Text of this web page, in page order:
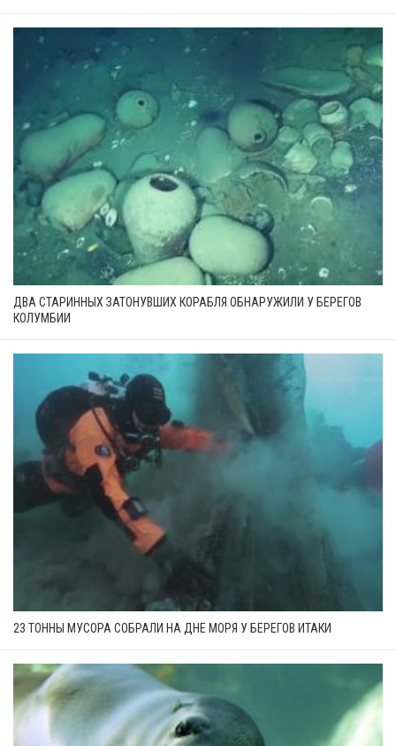
ДВА СТАРИННЫХ ЗАТОНУВШИХ КОРАБЛЯ ОБНАРУЖИЛИ У БЕРЕГОВ
КОЛУМБИИ
23 ТОННЫ МУСОРА СОБРАЛИ НА ДНЕ МОРЯ У БЕРЕГОВ ИТАКИ